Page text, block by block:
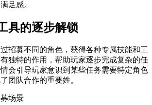
足感。
具的逐步解锁
招募不同的角色，获得各种专属技能和工
独特的作用，帮助玩家逐步完成复杂的任
会引导玩家意识到某些任务需要特定角色
团队合作的重要姓。